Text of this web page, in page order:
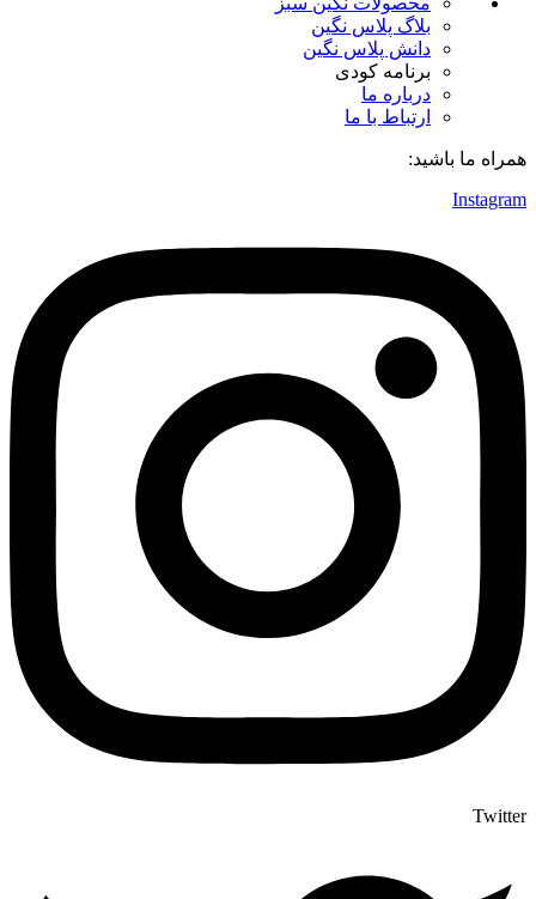
بلاگ پلاس نگین
دانش پلاس نگین
برنامه کودی
درباره ما
ارتباط با ما
همراه ما باشید:
Instagram
Twitter